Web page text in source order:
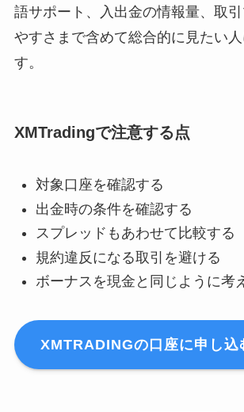
語サポート、入出金の情報量、取
やすさまで含めて総合的に見たい
す。
XMTradingで注意する点
対象口座を確認する
出金時の条件を確認する
スプレッドもあわせて比較する
規約違反になる取引を避ける
ボーナスを現金と同じように考
XMTRADINGの口座に申し込